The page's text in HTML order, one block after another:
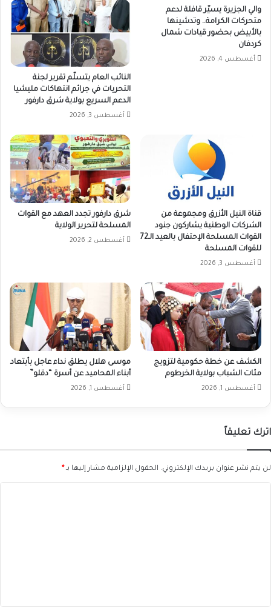
والي الجزيرة يسيّر قافلة لدعم
متحركات الكرامة.. وتدشينها
بالأبيض بحضور قيادات شمال
كردفان
أغسطس 4, 2026
النائب العام يتسلّم تقرير لجنة
التحريات في جرائم انتهاكات مليشيا
الدعم السريع بولاية شرق دارفور
أغسطس 3, 2026
قناة النيل الأزرق ومجموعة من
الشركات الوطنية يشاركون جنود
القوات المسلحة الإحتفال بالعيد الـ72
للقوات المسلحة
أغسطس 3, 2026
شرق دارفور تجدد العهد مع القوات
المسلحة لتحرير الولاية
أغسطس 2, 2026
الكشف عن خطة حكومية لتزويج
مئات الشباب بولاية الخرطوم
أغسطس 1, 2026
موسى هلال يطلق نداء عاجل بأبتعاد
أبناء المحاميد عن أسرة “دقلو”
أغسطس 1, 2026
اترك تعليقاً
لن يتم نشر عنوان بريدك الإلكتروني. الحقول الإلزامية مشار إليها بـ*